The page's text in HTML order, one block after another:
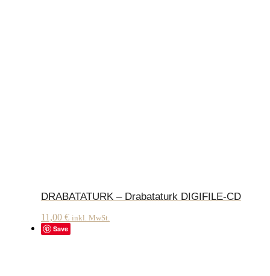
DRABATATURK – Drabataturk DIGIFILE-CD
11,00 € inkl. MwSt.
Save